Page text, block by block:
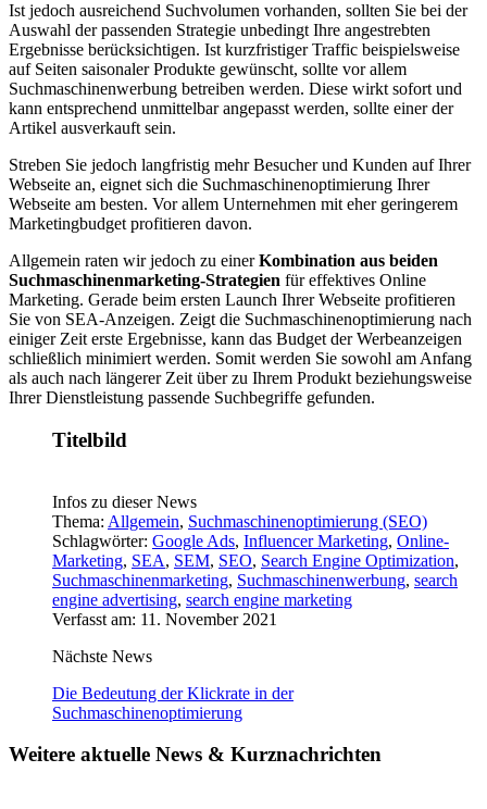
Ist jedoch ausreichend Suchvolumen vorhanden, sollten Sie bei der
Auswahl der passenden Strategie unbedingt Ihre angestrebten
Ergebnisse berücksichtigen. Ist kurzfristiger Traffic beispielsweise
auf Seiten saisonaler Produkte gewünscht, sollte vor allem
Suchmaschinenwerbung betreiben werden. Diese wirkt sofort und
kann entsprechend unmittelbar angepasst werden, sollte einer der
Artikel ausverkauft sein.
Streben Sie jedoch langfristig mehr Besucher und Kunden auf Ihrer
Webseite an, eignet sich die Suchmaschinenoptimierung Ihrer
Webseite am besten. Vor allem Unternehmen mit eher geringerem
Marketingbudget profitieren davon.
Allgemein raten wir jedoch zu einerKombination aus beiden
Suchmaschinenmarketing-Strategien für effektives Online
Marketing. Gerade beim ersten Launch Ihrer Webseite profitieren
Sie von SEA-Anzeigen. Zeigt die Suchmaschinenoptimierung nach
einiger Zeit erste Ergebnisse, kann das Budget der Werbeanzeigen
schließlich minimiert werden. Somit werden Sie sowohl am Anfang
als auch nach längerer Zeit über zu Ihrem Produkt beziehungsweise
Ihrer Dienstleistung passende Suchbegriffe gefunden.
Titelbild
Infos zu dieser News
Thema: Allgemein, Suchmaschinenoptimierung (SEO)
Schlagwörter: Google Ads, Influencer Marketing, Online-
Marketing, SEA, SEM, SEO, Search Engine Optimization,
Suchmaschinenmarketing, Suchmaschinenwerbung, search
engine advertising, search engine marketing
Verfasst am: 11. November 2021
Nächste News
Die Bedeutung der Klickrate in der
Suchmaschinenoptimierung
Weitere aktuelle News & Kurznachrichten